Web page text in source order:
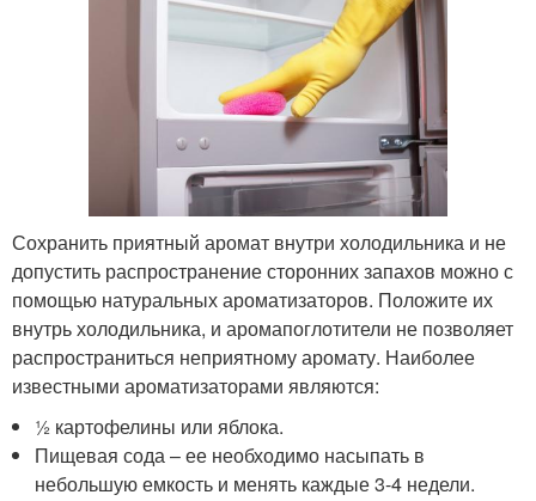
Сохранить приятный аромат внутри холодильника и не
допустить распространение сторонних запахов можно с
помощью натуральных ароматизаторов. Положите их
внутрь холодильника, и аромапоглотители не позволяет
распространиться неприятному аромату. Наиболее
известными ароматизаторами являются:
½ картофелины или яблока.
Пищевая сода – ее необходимо насыпать в
небольшую емкость и менять каждые 3-4 недели.